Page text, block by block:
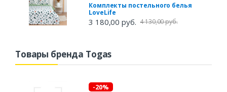
Комплекты постельного белья
LoveLife
3 180,00 руб. 4 130,00 руб.
Товары бренда Togas
-20%